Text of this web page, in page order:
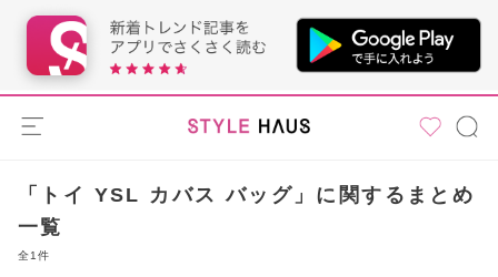
「トイ YSL カバス バッグ」に関するまとめ
一覧
全1件